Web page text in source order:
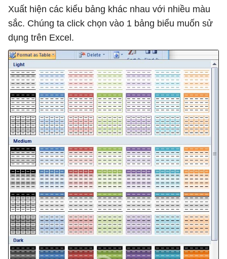
Xuất hiện các kiểu bảng khác nhau với nhiều màu
sắc. Chúng ta click chọn vào 1 bảng biểu muốn sử
dụng trên Excel.